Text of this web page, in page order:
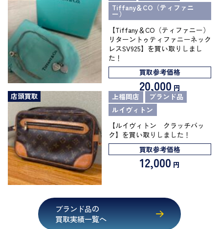
Tiffany＆CO（ティファニ
ー）
【Tiffany＆CO（ティファニー）
リターントゥティファニーネック
レスSV925】を買い取りしまし
た！
買取参考価格
20,000 円
店頭買取
上福岡店
ブランド品
ルイヴィトン
【ルイヴィトン クラッチバッ
ク】を買い取りしました！
買取参考価格
12,000 円
ブランド品の
買取実績一覧へ